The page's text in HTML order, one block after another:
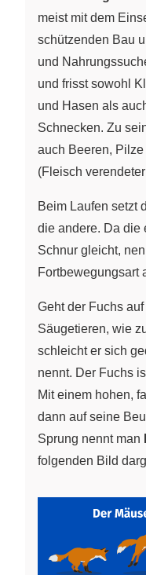
meist mit dem
schützenden Bau
und
und frisst sowohl
und Hasen als
Schnecken. Zu
auch Beeren,
(Fleisch
Beim Laufen setzt
die andere. Da die
Schnur gleicht,
Fortbewegungsart
Geht der Fuchs
Säugetieren, wie
schleicht er sich
nennt. Der Fuchs
Mit einem hohen,
dann auf seine
Sprung nennt man
folgenden Bild